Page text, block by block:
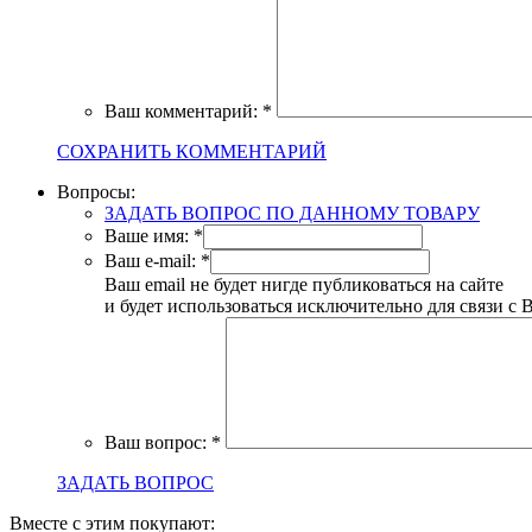
Ваш комментарий: *
СОХРАНИТЬ КОММЕНТАРИЙ
Вопросы:
ЗАДАТЬ ВОПРОС ПО ДАННОМУ ТОВАРУ
Ваше имя: *
Ваш e-mail: *
Ваш email не будет нигде публиковаться на сайте
и будет использоваться исключительно для связи с
Ваш вопрос: *
ЗАДАТЬ ВОПРОС
Вместе с этим покупают: